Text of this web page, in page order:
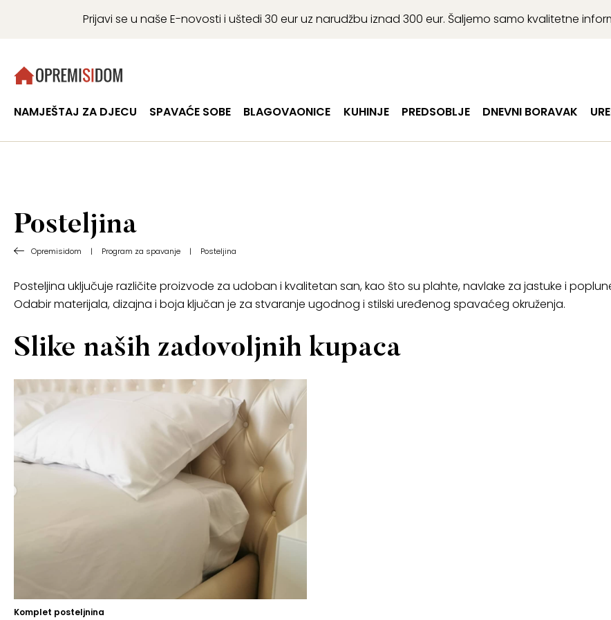
Prijavi se u naše E-novosti i uštedi 30 eur uz narudžbu iznad 300 eur. Šaljemo samo kvalitetne
NAMJEŠTAJ ZA DJECU SPAVAĆE SOBE BLAGOVAONICE KUHINJE PREDSOBLJE DNEVNI BORAVAK
Posteljina
Opremisidom | Program za spavanje | Posteljina
Posteljina uključuje različite proizvode za udoban i kvalitetan san, kao što su plahte, navlake za jastuke i
Odabir materijala, dizajna i boja ključan je za stvaranje ugodnog i stilski uređenog spavaćeg okruženja.
Slike naših zadovoljnih kupaca
Komplet posteljnina